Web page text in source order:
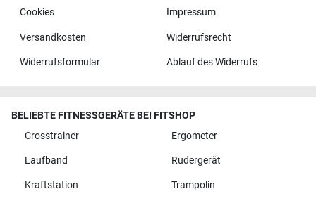
Cookies Impressum
Versandkosten Widerrufsrecht
Widerrufsformular Ablauf des Widerrufs
BELIEBTE FITNESSGERÄTE BEI FITSHOP
Crosstrainer
Ergometer
Laufband Rudergerät
Kraftstation Trampolin